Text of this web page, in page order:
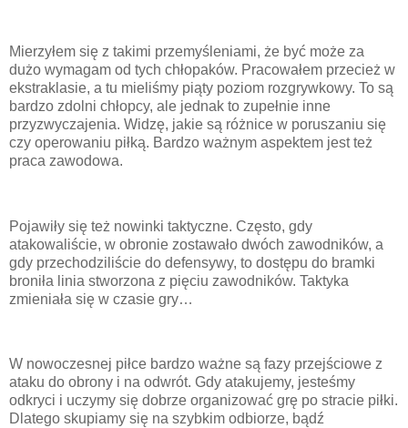
Mierzyłem się z takimi przemyśleniami, że być może za
dużo wymagam od tych chłopaków. Pracowałem przecież w
ekstraklasie, a tu mieliśmy piąty poziom rozgrywkowy. To są
bardzo zdolni chłopcy, ale jednak to zupełnie inne
przyzwyczajenia. Widzę, jakie są różnice w poruszaniu się
czy operowaniu piłką. Bardzo ważnym aspektem jest też
praca zawodowa.
Pojawiły się też nowinki taktyczne. Często, gdy
atakowaliście, w obronie zostawało dwóch zawodników, a
gdy przechodziliście do defensywy, to dostępu do bramki
broniła linia stworzona z pięciu zawodników. Taktyka
zmieniała się w czasie gry…
W nowoczesnej piłce bardzo ważne są fazy przejściowe z
ataku do obrony i na odwrót. Gdy atakujemy, jesteśmy
odkryci i uczymy się dobrze organizować grę po stracie piłki.
Dlatego skupiamy się na szybkim odbiorze, bądź